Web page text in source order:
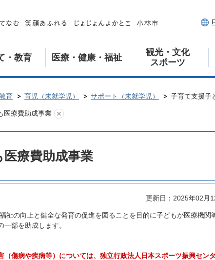
・教育 医療・健康・福祉
観光・文化
スポーツ
育 育児（未就学児） サポート（未就学児） 子育て支援子
医療費助成事業
療費助成事業
更新日：2025年02月
祉の向上と健全な発育の促進を図ることを目的に子どもが医療機関
部を助成します。
（傷病や疾病等）については、独立行政法人日本スポーツ振興センタ